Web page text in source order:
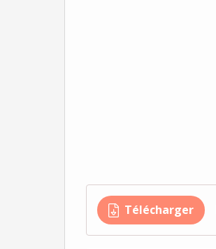
Télécharger